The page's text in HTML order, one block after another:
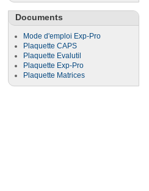
Documents
Mode d'emploi Exp-Pro
Plaquette CAPS
Plaquette Evalutil
Plaquette Exp-Pro
Plaquette Matrices